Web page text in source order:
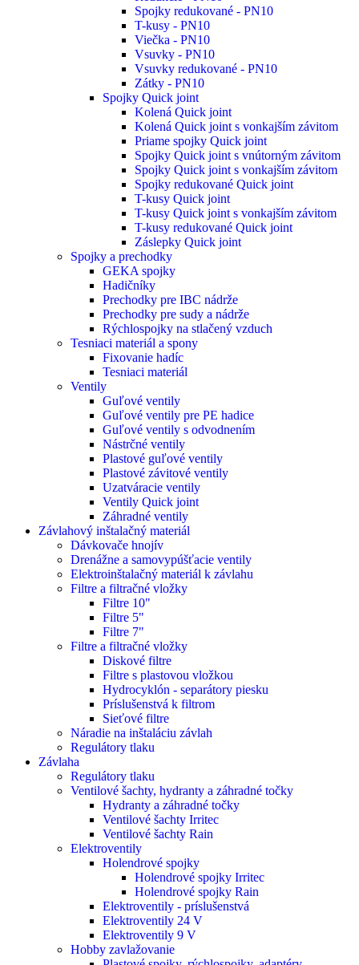
Spojky redukované - PN10
T-kusy - PN10
Viečka - PN10
Vsuvky - PN10
Vsuvky redukované - PN10
Zátky - PN10
Spojky Quick joint
Kolená Quick joint
Kolená Quick joint s vonkajším závitom
Priame spojky Quick joint
Spojky Quick joint s vnútorným závitom
Spojky Quick joint s vonkajším závitom
Spojky redukované Quick joint
T-kusy Quick joint
T-kusy Quick joint s vonkajším závitom
T-kusy redukované Quick joint
Záslepky Quick joint
Spojky a prechodky
GEKA spojky
Hadičníky
Prechodky pre IBC nádrže
Prechodky pre sudy a nádrže
Rýchlospojky na stlačený vzduch
Tesniaci materiál a spony
Fixovanie hadíc
Tesniaci materiál
Ventily
Guľové ventily
Guľové ventily pre PE hadice
Guľové ventily s odvodnením
Nástrčné ventily
Plastové guľové ventily
Plastové závitové ventily
Uzatváracie ventily
Ventily Quick joint
Záhradné ventily
Závlahový inštalačný materiál
Dávkovače hnojív
Drenážne a samovypúšťacie ventily
Elektroinštalačný materiál k závlahu
Filtre a filtračné vložky
Filtre 10"
Filtre 5"
Filtre 7"
Filtre a filtračné vložky
Diskové filtre
Filtre s plastovou vložkou
Hydrocyklón - separátory piesku
Príslušenstvá k filtrom
Sieťové filtre
Náradie na inštaláciu závlah
Regulátory tlaku
Závlaha
Regulátory tlaku
Ventilové šachty, hydranty a záhradné točky
Hydranty a záhradné točky
Ventilové šachty Irritec
Ventilové šachty Rain
Elektroventily
Holendrové spojky
Holendrové spojky Irritec
Holendrové spojky Rain
Elektroventily - príslušenstvá
Elektroventily 24 V
Elektroventily 9 V
Hobby zavlažovanie